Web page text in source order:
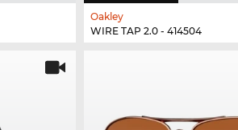
Oakley
WIRE TAP 2.0 - 414504